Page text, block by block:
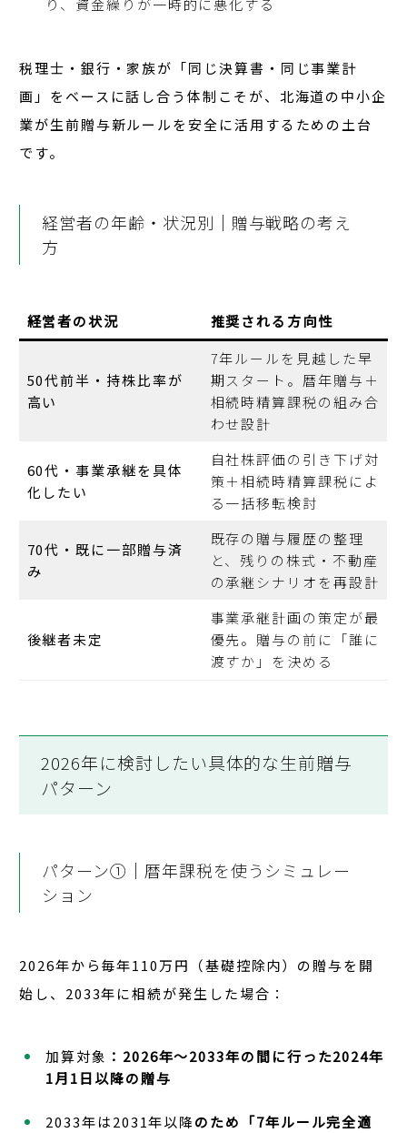
り、資金繰りが一時的に悪化する
税理士・銀行・家族が「同じ決算書・同じ事業計
画」をベースに話し合う体制 こそが、北海道の中小企
業が生前贈与新ルールを安全に活用するための土台
です。
経営者の年齢・状況別｜贈与戦略の考え
方
経営者の状況 推奨される方向性
50代前半・持株比率が
高い
7年ルールを見越した早
期スタート。暦年贈与＋
相続時精算課税の組み合
わせ設計
60代・事業承継を具体
化したい
自社株評価の引き下げ対
策＋相続時精算課税によ
る一括移転検討
70代・既に一部贈与済
み
既存の贈与履歴の整理
と、残りの株式・不動産
の承継シナリオを再設計
後継者未定
事業承継計画の策定が最
優先。贈与の前に「誰に
渡すか」を決める
2026年に検討したい具体的な生前贈与
パターン
パターン①｜暦年課税を使うシミュレー
ション
2026年から毎年110万円（基礎控除内）の贈与を開
始し、2033年に相続が発生した場合：
加算対象 ：2026年〜2033年の間に行った2024年
1月1日以降の贈与
2033年は2031年以降のため「7年ルール完全適